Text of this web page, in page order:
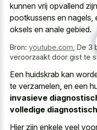
kunnen vrij opvallend
pootkussens en nagels,
oksels en anale gebied.
Bron: youtube.com De 3
veroorzaakt door gist te
Een huidskrab kan
te verzamelen, en een
invasieve
volledige
Hier zijn enkele veel